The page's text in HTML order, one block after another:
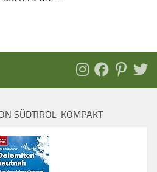
SÜDTIROL-KOMPAKT